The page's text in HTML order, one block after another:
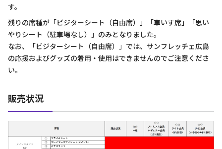
す。
残りの席種が「ビジターシート（自由席）」「車いす席」「思い
やりシート（駐車場なし）」のみとなりました。
なお、「ビジターシート（自由席）」では、サンフレッチェ広島
の応援およびグッズの着用・使用はできませんのでご注意くださ
い。
販売状況